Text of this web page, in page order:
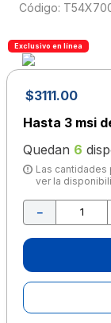
:
Exclusivo en línea
$3111.00
Hasta 3 msi
Quedan 6
Las cantidades
ver la
－
colores
6.
boligrafo
7.
escritorio
8.
sacapuntas
9 .
lapiz
10. escolar